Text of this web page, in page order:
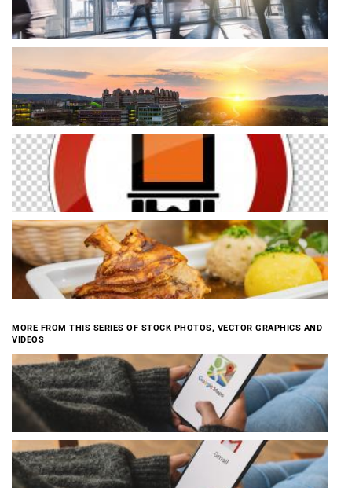
MORE FROM THIS SERIES OF STOCK PHOTOS, VECTOR GRAPHICS AND
VIDEOS